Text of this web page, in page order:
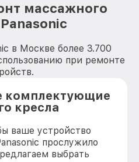
массажного
в Москве более 3.700
при ремонте
комплектующие
кресла
ваше устройство
прослужило
выбрать